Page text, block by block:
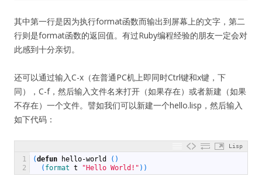
其中第一行是因为执行format函数而输出到屏幕上的文字，第二
行则是format函数的返回值。有过Ruby编程经验的朋友一定会对
此感到十分亲切。
还可以通过输入C-x（在普通PC机上即同时Ctrl键和x键，下
同），C-f，然后输入文件名来打开（如果存在）或者新建（如果
不存在）一个文件。譬如我们可以新建一个hello.lisp，然后输入
如下代码：
Lisp
1
2
(defun hello-world ( )
( format t "Hello World!" ) )